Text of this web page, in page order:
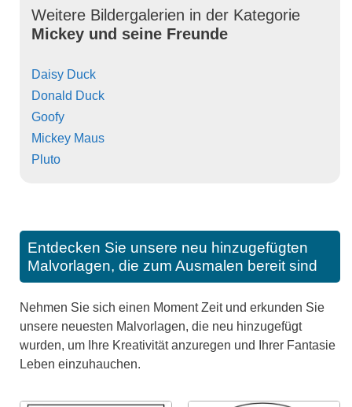
Weitere Bildergalerien in der Kategorie
Mickey und seine Freunde
Daisy Duck
Donald Duck
Goofy
Mickey Maus
Pluto
Entdecken Sie unsere neu hinzugefügten
Malvorlagen, die zum Ausmalen bereit sind
Nehmen Sie sich einen Moment Zeit und erkunden Sie
unsere neuesten Malvorlagen, die neu hinzugefügt
wurden, um Ihre Kreativität anzuregen und Ihrer Fantasie
Leben einzuhauchen.